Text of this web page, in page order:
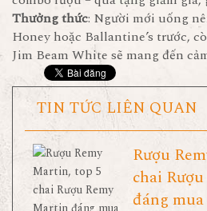
Thưởng thức: Người mới uống
Honey hoặc Ballantine’s trước,
Jim Beam White sẽ mang đến
TIN TỨC LIÊN QUAN
Rượu
chai
đáng mua